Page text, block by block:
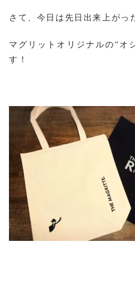
さて、今日は先日出来上がっ
マグリットオリジナルの“オ
す！